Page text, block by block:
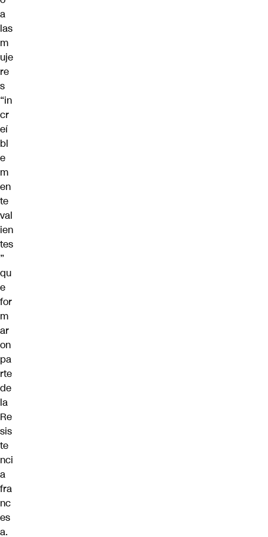
a
las
m
uje
re
s
“in
cr
eí
bl
e
m
en
te
val
ien
tes
”
qu
e
for
m
ar
on
pa
rte
de
la
Re
sis
te
nci
a
fra
nc
es
a.